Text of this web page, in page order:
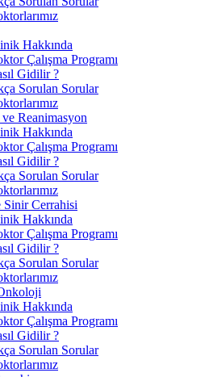
Hakkında
Çalışma Programı
Gidilir ?
Sorulan Sorular
Reanimasyon
Hakkında
Çalışma Programı
Gidilir ?
Sorulan Sorular
Cerrahisi
Hakkında
Çalışma Programı
Gidilir ?
Sorulan Sorular
Hakkında
Çalışma Programı
Gidilir ?
Sorulan Sorular